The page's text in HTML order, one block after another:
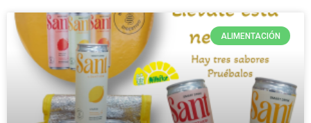
ALIMENTACIÓN